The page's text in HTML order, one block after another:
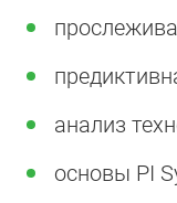
анализ
основы PI